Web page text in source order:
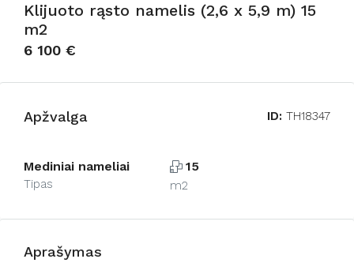
Klijuoto rąsto namelis (2,6 x 5,9 m) 15
m2
6 100 €
Apžvalga ID: TH18347
Mediniai nameliai
Tipas
15
m2
Aprašymas